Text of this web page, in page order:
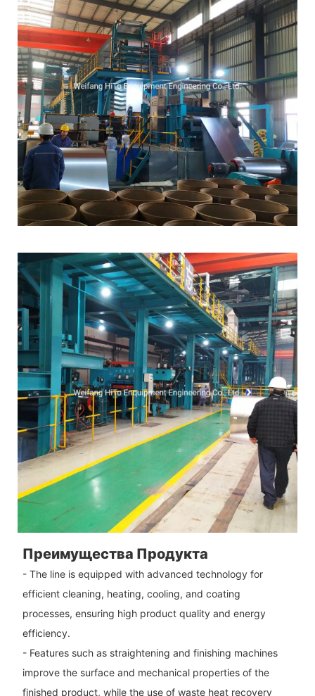
Преимущества Продукта
- The line is equipped with advanced technology for
efficient cleaning, heating, cooling, and coating
processes, ensuring high product quality and energy
efficiency.
- Features such as straightening and finishing machines
improve the surface and mechanical properties of the
finished product, while the use of waste heat recovery